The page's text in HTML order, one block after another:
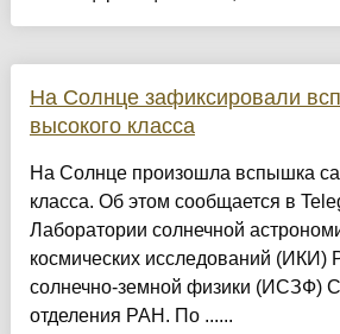
На Солнце зафиксировали
высокого класса
На Солнце произошла вспышка
класса. Об этом сообщается в
Лаборатории солнечной
космических исследований (ИКИ)
солнечно-земной физики (ИСЗФ)
отделения РАН. По ......